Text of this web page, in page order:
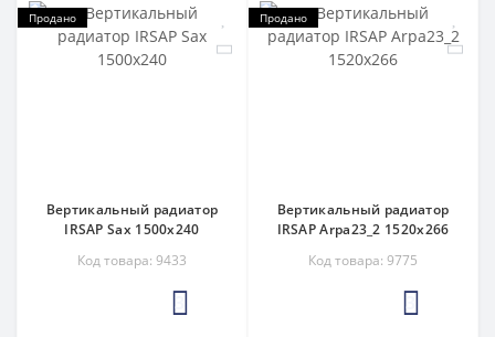
Продано
Вертикальный радиатор
IRSAP Sax 1500x240
Код товара: 9433
3
Продано
Вертикальный радиатор
IRSAP Arpa23_2 1520x266
Код товара: 9775
3